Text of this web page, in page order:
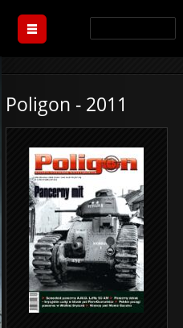
Poligon - 2011